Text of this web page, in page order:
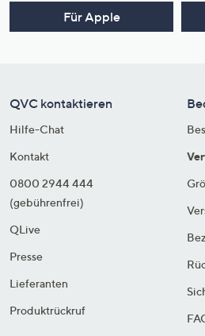
Für Apple
QVC kontaktieren
Hilfe-Chat
Kontakt
0800 2944 444
(gebührenfrei)
QLive
Presse
Lieferanten
Produktrückruf